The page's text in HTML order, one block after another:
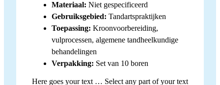
Materiaal: Niet gespecificeerd
Gebruiksgebied: Tandartspraktijken
Toepassing: Kroonvoorbereiding,
vulprocessen, algemene tandheelkundige
behandelingen
Verpakking: Set van 10 boren
Here goes your text … Select any part of your text